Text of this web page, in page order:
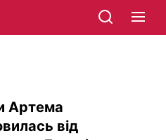
Артема
від